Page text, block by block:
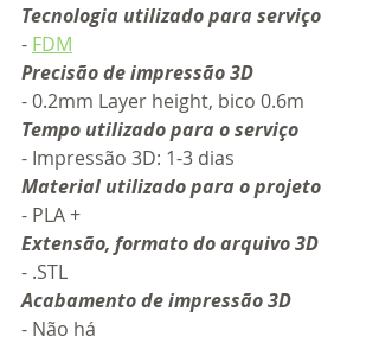
Tecnologia utilizado para serviço
- FDM
Precisão de impressão 3D
- 0.2mm Layer height, bico 0.6m
Tempo utilizado para o serviço
- Impressão 3D: 1-3 dias
Material utilizado para o projeto
- PLA +
Extensão, formato do arquivo 3D
- .STL
Acabamento de impressão 3D
- Não há